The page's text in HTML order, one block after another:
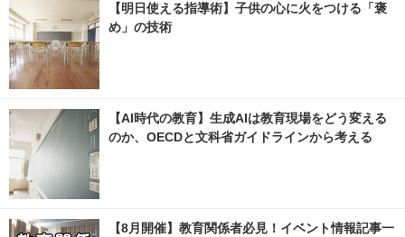
【明日使える指導術】子供の心に火をつける「褒
め」の技術
【AI時代の教育】生成AIは教育現場をどう変える
のか、OECDと文科省ガイドラインから考える
【8月開催】教育関係者必見！イベント情報記事一